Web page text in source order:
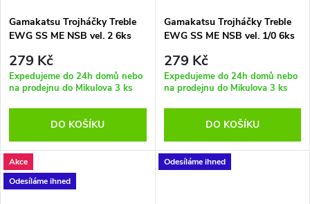
Gamakatsu Trojháčky Treble
EWG SS ME NSB vel. 2 6ks
279 Kč
Expedujeme do 24h domů nebo
na prodejnu do Mikulova 3 ks
DO KOŠÍKU
Gamakatsu Trojháčky Treble
EWG SS ME NSB vel. 1/0 6ks
279 Kč
Expedujeme do 24h domů nebo
na prodejnu do Mikulova 3 ks
DO KOŠÍKU
Akce
Odesíláme ihned
Odesíláme ihned